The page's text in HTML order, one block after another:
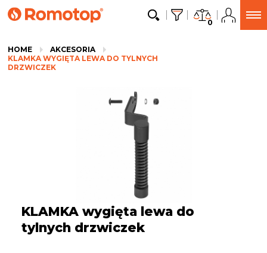
0
HOME
AKCESORIA
KLAMKA WYGIĘTA LEWA DO TYLNYCH
DRZWICZEK
KLAMKA wygięta lewa do
tylnych drzwiczek